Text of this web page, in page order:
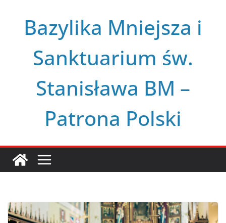
Bazylika Mniejsza i
Sanktuarium św.
Stanisława BM –
Patrona Polski